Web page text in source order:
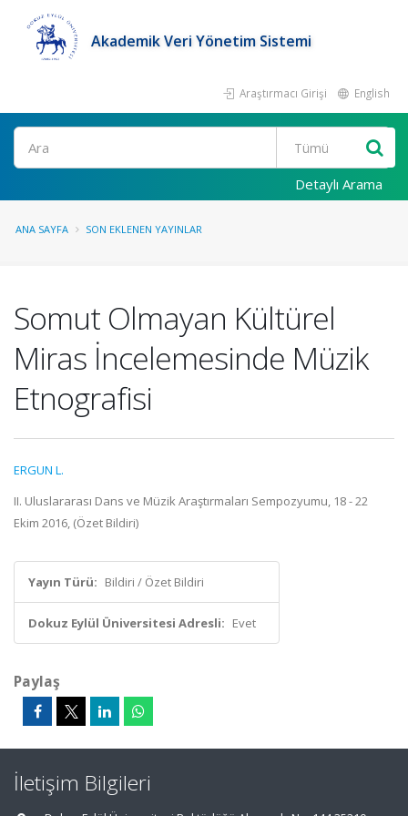
Akademik Veri Yönetim Sistemi
Araştırmacı Girişi English
Ara
Detaylı Arama
ANA SAYFA SON EKLENEN YAYINLAR
Somut Olmayan Kültürel
Miras İncelemesinde Müzik
Etnografisi
ERGUN L.
II. Uluslararası Dans ve Müzik Araştırmaları Sempozyumu, 18 - 22
Ekim 2016, (Özet Bildiri)
Yayın Türü: Bildiri / Özet Bildiri
Dokuz Eylül Üniversitesi Adresli: Evet
Paylaş
İletişim Bilgileri